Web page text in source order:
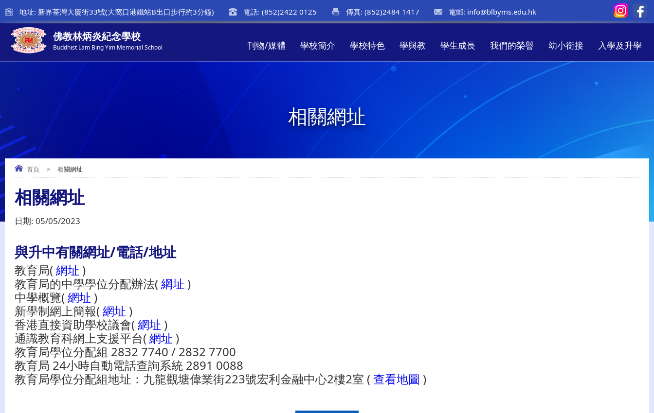
地址: 新界荃灣大廈街33號(大窩口港鐵站B出口步行約3分鐘) 電話: (852)2422 0125 傳真: (852)2484 1417 電郵: info@blbyms.edu.hk
佛教林炳炎紀念學校
Buddhist Lam Bing Yim Memorial School 刊物/媒體 學校簡介 學校特色 學與教 學生成長 我們的榮譽 幼小銜接 入學及升學
相關網址
首頁 > 相關網址
相關網址
日期: 05/05/2023
與升中有關網址/電話/地址
教育局(網址 )
教育局的中學學位分配辦法(網址 )
中學概覽(網址 )
新學制網上簡報(網址 )
香港直接資助學校議會(網址 )
通識教育科網上支援平台(網址 )
教育局學位分配組 2832 7740 / 2832 7700
教育局 24小時自動電話查詢系統 2891 0088
教育局學位分配組地址：九龍觀塘偉業街223號宏利金融中心2樓2室 (查看地圖 )